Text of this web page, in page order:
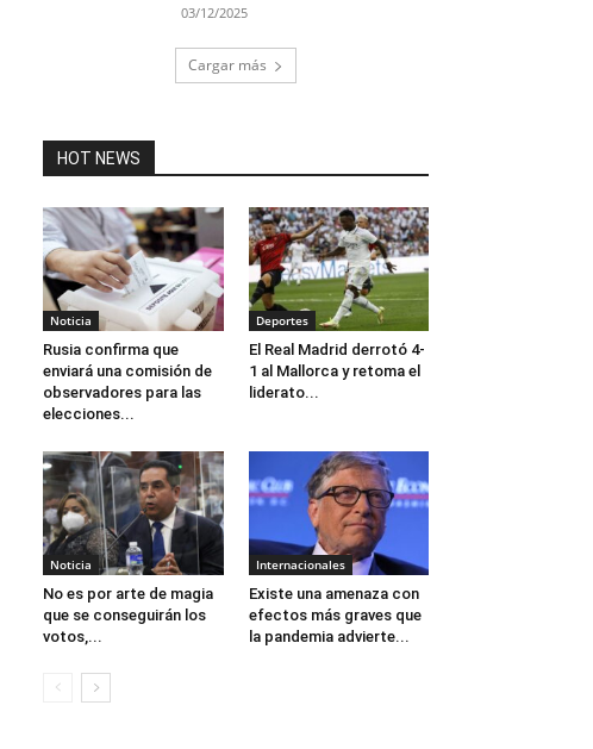
03/12/2025
Cargar más
HOT NEWS
Noticia
Rusia confirma que
enviará una comisión de
observadores para las
elecciones...
Deportes
El Real Madrid derrotó 4-
1 al Mallorca y retoma el
liderato...
Noticia
No es por arte de magia
que se conseguirán los
votos,...
Internacionales
Existe una amenaza con
efectos más graves que
la pandemia advierte...